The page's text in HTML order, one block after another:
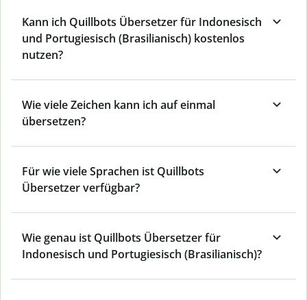
Kann ich Quillbots Übersetzer für Indonesisch
und Portugiesisch (Brasilianisch) kostenlos
nutzen?
Wie viele Zeichen kann ich auf einmal
übersetzen?
Für wie viele Sprachen ist Quillbots
Übersetzer verfügbar?
Wie genau ist Quillbots Übersetzer für
Indonesisch und Portugiesisch (Brasilianisch)?